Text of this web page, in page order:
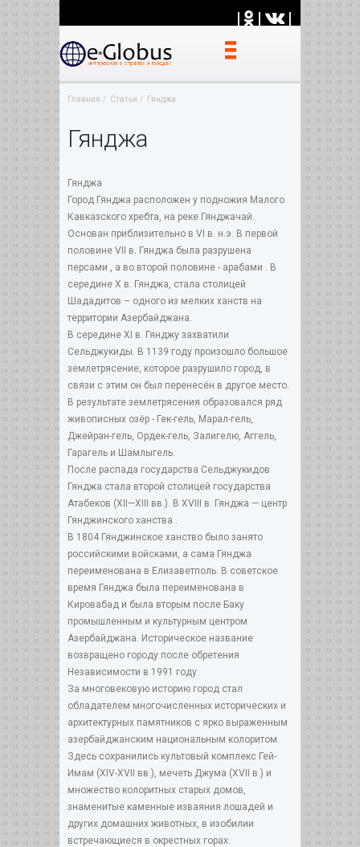
| | |
Главная Статьи Гянджа
Гянджа
Гянджа
Город Гянджа расположен у подножия Малого
Кавказского хребта, на реке Гянджачай.
Основан приблизительно в VI в. н.э. В первой
половине VII в. Гянджа была разрушена
персами , а во второй половине - арабами . В
середине Х в. Гянджа, стала столицей
Шададитов – одного из мелких ханств на
территории Азербайджана.
В середине ХI в. Гянджу захватили
Сельджукиды. В 1139 году произошло большое
землетрясение, которое разрушило город, в
связи с этим он был перенесён в другое место.
В результате землетрясения образовался ряд
живописных озёр - Гек-гель, Марал-гель,
Джейран-гель, Ордек-гель, Залигелю, Аггель,
Гарагель и Шамлыгель.
После распада государства Сельджукидов
Гянджа стала второй столицей государства
Атабеков (XII—XIII вв.). В XVIII в. Гянджа — центр
Гянджинского ханства .
В 1804 Гянджинское ханство было занято
российскими войсками, а сама Гянджа
переименована в Елизаветполь. В советское
время Гянджа была переименована в
Кировабад и была вторым после Баку
промышленным и культурным центром
Азербайджана. Историческое название
возвращено городу после обретения
Независимости в 1991 году.
За многовековую историю город стал
обладателем многочисленных исторических и
архитектурных памятников с ярко выраженным
азербайджанским национальным колоритом.
Здесь сохранились культовый комплекс Гей-
Имам (XIV-XVII вв.), мечеть Джума (XVII в.) и
множество колоритных старых домов,
знаменитые каменные изваяния лошадей и
других домашних животных, в изобилии
встречающиеся в окрестных горах.